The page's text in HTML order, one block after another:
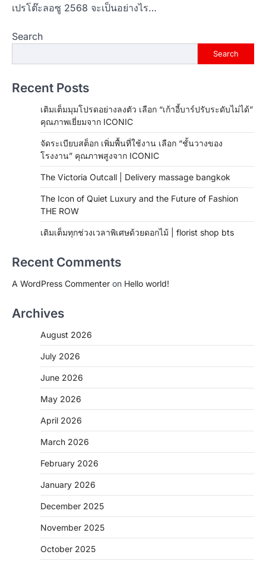
เปรโต๊ะลอซู 2568 จะเป็นอย่างไร…
Search
Search
Recent Posts
เติมเต็มมุมโปรดอย่างลงตัว เลือก “เก้าอี้บาร์ปรับระดับไม่ได้”
คุณภาพเยี่ยมจาก ICONIC
จัดระเบียบสต็อก เพิ่มพื้นที่ใช้งาน เลือก “ชั้นวางของ
โรงงาน” คุณภาพสูงจาก ICONIC
The Victoria Outcall | Delivery massage bangkok
The Icon of Quiet Luxury and the Future of Fashion
THE ROW
เติมเต็มทุกช่วงเวลาพิเศษด้วยดอกไม้ | florist shop bts
Recent Comments
A WordPress Commenter on Hello world!
Archives
August 2026
July 2026
June 2026
May 2026
April 2026
March 2026
February 2026
January 2026
December 2025
November 2025
October 2025